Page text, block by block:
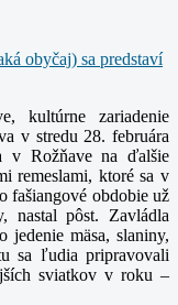
kultúrne zariadenie
v stredu 28. februára
v Rožňave na ďalšie
remeslami, ktoré sa v
fašiangové obdobie už
nastal pôst. Zavládla
jedenie mäsa, slaniny,
sa ľudia pripravovali
sviatkov v roku –